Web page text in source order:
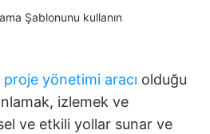
Şablonunu kullanın
proje yönetimi aracı olduğu
izlemek ve
ve etkili yollar sunar ve